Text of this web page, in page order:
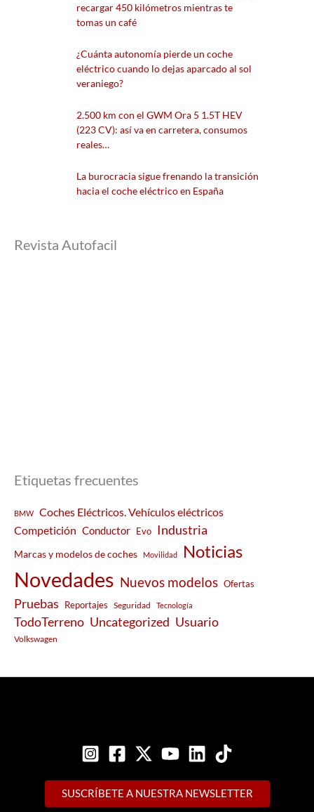
recargar 450 kilómetros mientras te
tomas un café
¿Cuánta autonomía pierde un coche
eléctrico cuando lo dejas aparcado al sol
veraniego?
2.500 km con el GWM Ora 5 1.5T HEV
(223 CV): así va en carretera, consumos
reales…
La burocracia sigue frenando la transición
hacia el coche eléctrico en España
Revista Autofacil
Etiquetas frecuentes
BMW
Coches Eléctricos. Vehículos eléctricos
Competición Conductor Evo Industria
Marcas y modelos de coches Movilidad Noticias
Novedades Nuevos modelos Ofertas
Pruebas Reportajes Seguridad Tecnología
TodoTerreno Uncategorized Usuario
Volkswagen
SUSCRÍBETE A NUESTRA NEWSLETTER